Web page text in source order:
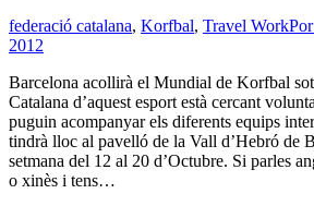
federació catalana, Korfbal, Travel WorkPor
2012
Barcelona acollirà el Mundial de Korfbal
Catalana d’aquest esport està cercant
puguin acompanyar els diferents equips
tindrà lloc al pavelló de la Vall d’Hebró de
setmana del 12 al 20 d’Octubre. Si parles
o xinès i tens…